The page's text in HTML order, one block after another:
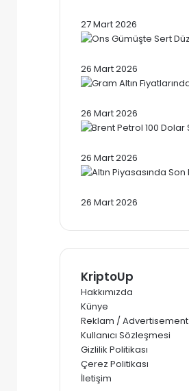
27 Mart 2026
26 Mart 2026
26 Mart 2026
26 Mart 2026
26 Mart 2026
KriptoUp
Hakkımızda
Künye
Reklam / Advertisement
Kullanıcı Sözleşmesi
Gizlilik Politikası
Çerez Politikası
İletişim